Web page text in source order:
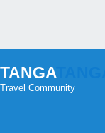
TANGATANGA
Travel Community